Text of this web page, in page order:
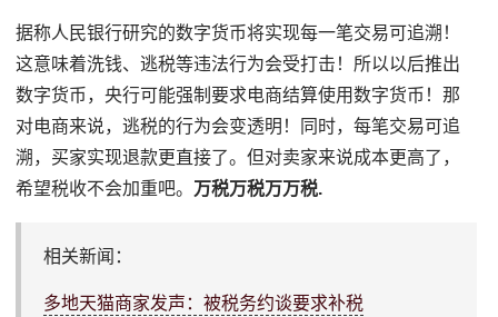
据称人民银行研究的数字货币将实现每一笔交易可追溯！
这意味着洗钱、逃税等违法行为会受打击！所以以后推出
数字货币，央行可能强制要求电商结算使用数字货币！那
对电商来说，逃税的行为会变透明！同时，每笔交易可追
溯，买家实现退款更直接了。但对卖家来说成本更高了，
希望税收不会加重吧。 万税万税万万税.
相关新闻：
多地天猫商家发声：被税务约谈要求补税